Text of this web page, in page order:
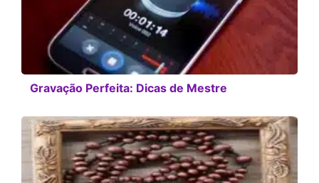
Gravação Perfeita: Dicas de Mestre